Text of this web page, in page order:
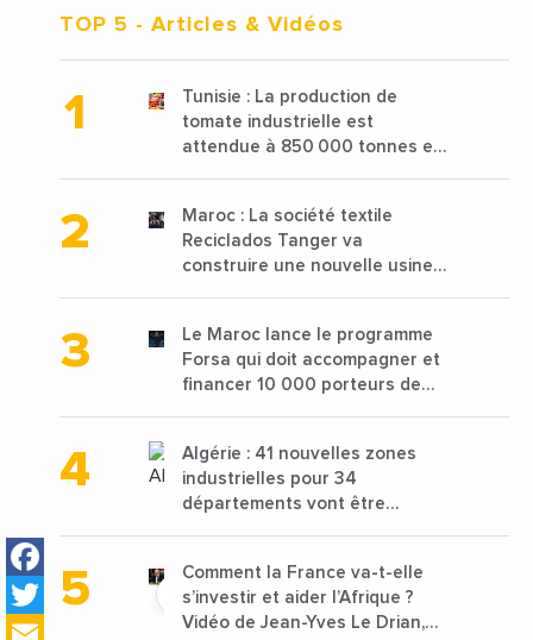
Facebook
Twitter
TOP 5 - Articles & Vidéos
Tunisie : La production de
tomate industrielle est
attendue à 850 000 tonnes en
Maroc : La société textile
Reciclados Tanger va
construire une nouvelle usine
Le Maroc lance le programme
Forsa qui doit accompagner et
financer 10 000 porteurs de
Algérie : 41 nouvelles zones
industrielles pour 34
départements vont être
Comment la France va-t-elle
s’investir et aider l’Afrique ?
Vidéo de Jean-Yves Le Drian,